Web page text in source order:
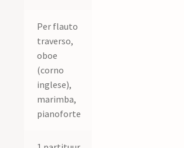
Per flauto
traverso,
oboe
(corno
inglese),
marimba,
pianoforte